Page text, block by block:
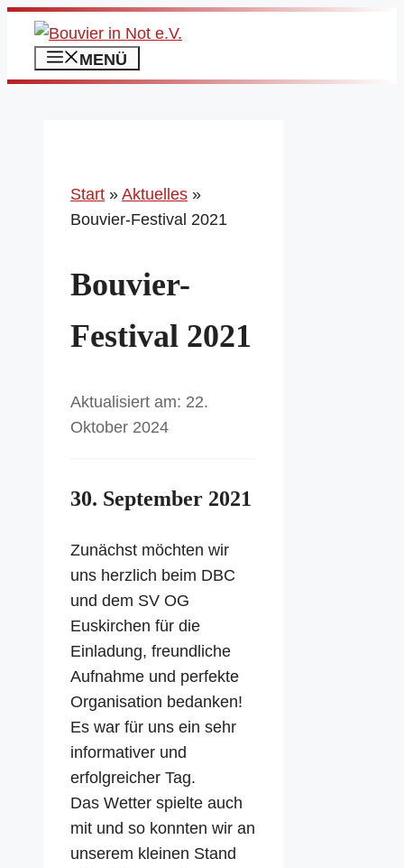
Zum
Inhalt
springen
MENÜ
Start » Aktuelles »
Bouvier-Festival 2021
Bouvier-
Festival 2021
22.
Oktober 2024
30. September 2021
Zunächst möchten wir
uns herzlich beim DBC
und dem SV OG
Euskirchen für die
Einladung, freundliche
Aufnahme und perfekte
Organisation bedanken!
Es war für uns ein sehr
informativer und
erfolgreicher Tag.
Das Wetter spielte auch
mit und so konnten wir an
unserem kleinen Stand